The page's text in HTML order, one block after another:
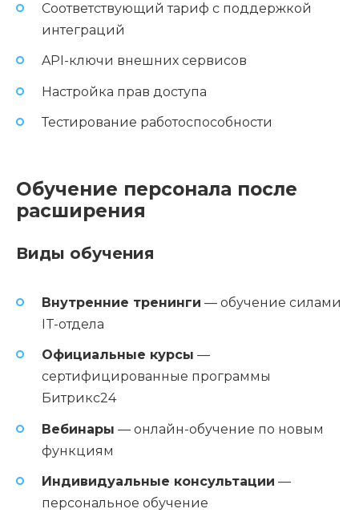
Соответствующий тариф с поддержкой
интеграций
API-ключи внешних сервисов
Настройка прав доступа
Тестирование работоспособности
Обучение персонала после
расширения
Виды обучения
Внутренние тренинги — обучение силами
IT-отдела
Официальные курсы —
сертифицированные программы
Битрикс24
Вебинары — онлайн-обучение по новым
функциям
Индивидуальные консультации —
персональное обучение